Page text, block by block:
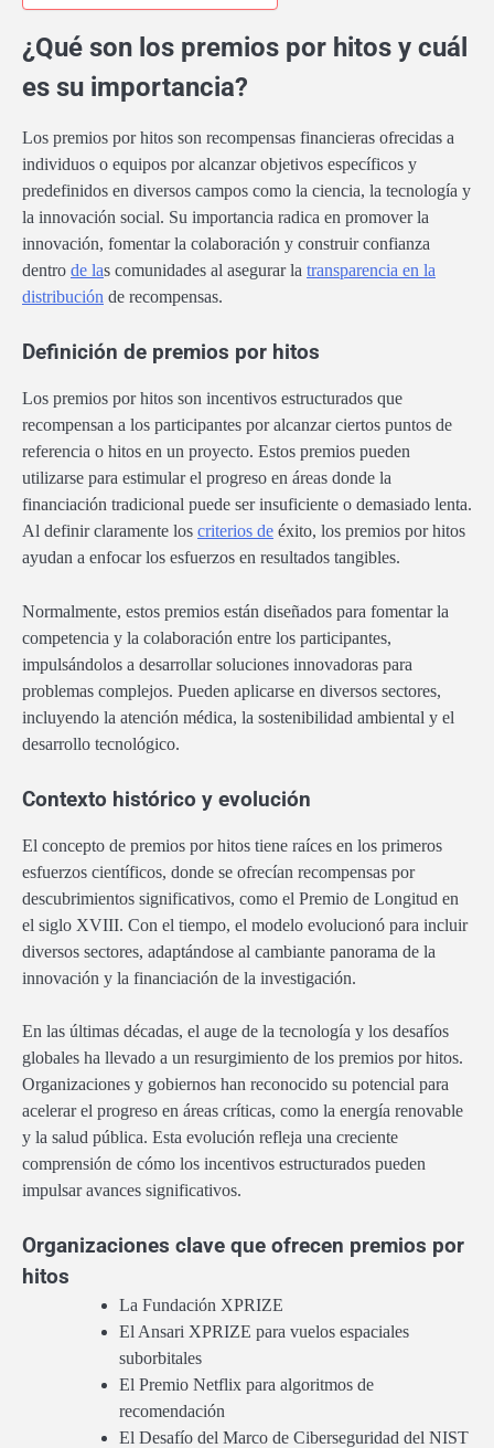
¿Qué son los premios por hitos y cuál
es su importancia?
Los premios por hitos son recompensas financieras ofrecidas a
individuos o equipos por alcanzar objetivos específicos y
predefinidos en diversos campos como la ciencia, la tecnología y
la innovación social. Su importancia radica en promover la
innovación, fomentar la colaboración y construir confianza
dentro de las comunidades al asegurar la transparencia en la
distribución de recompensas.
Definición de premios por hitos
Los premios por hitos son incentivos estructurados que
recompensan a los participantes por alcanzar ciertos puntos de
referencia o hitos en un proyecto. Estos premios pueden
utilizarse para estimular el progreso en áreas donde la
financiación tradicional puede ser insuficiente o demasiado lenta.
Al definir claramente los criterios de éxito, los premios por hitos
ayudan a enfocar los esfuerzos en resultados tangibles.
Normalmente, estos premios están diseñados para fomentar la
competencia y la colaboración entre los participantes,
impulsándolos a desarrollar soluciones innovadoras para
problemas complejos. Pueden aplicarse en diversos sectores,
incluyendo la atención médica, la sostenibilidad ambiental y el
desarrollo tecnológico.
Contexto histórico y evolución
El concepto de premios por hitos tiene raíces en los primeros
esfuerzos científicos, donde se ofrecían recompensas por
descubrimientos significativos, como el Premio de Longitud en
el siglo XVIII. Con el tiempo, el modelo evolucionó para incluir
diversos sectores, adaptándose al cambiante panorama de la
innovación y la financiación de la investigación.
En las últimas décadas, el auge de la tecnología y los desafíos
globales ha llevado a un resurgimiento de los premios por hitos.
Organizaciones y gobiernos han reconocido su potencial para
acelerar el progreso en áreas críticas, como la energía renovable
y la salud pública. Esta evolución refleja una creciente
comprensión de cómo los incentivos estructurados pueden
impulsar avances significativos.
Organizaciones clave que ofrecen premios por
hitos
La Fundación XPRIZE
El Ansari XPRIZE para vuelos espaciales
suborbitales
El Premio Netflix para algoritmos de
recomendación
El Desafío del Marco de Ciberseguridad del NIST